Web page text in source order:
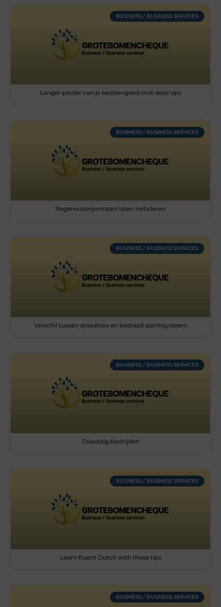
BUSINESS / BUSINESS SERVICES
Langer plezier van je beddengoed met deze tips
BUSINESS / BUSINESS SERVICES
Regenwaterpompen laten installeren
BUSINESS / BUSINESS SERVICES
Verschil tussen draadloos en bedraad alarmsysteem
BUSINESS / BUSINESS SERVICES
Draadalg bestrijden
BUSINESS / BUSINESS SERVICES
Learn fluent Dutch with these tips
BUSINESS / BUSINESS SERVICES